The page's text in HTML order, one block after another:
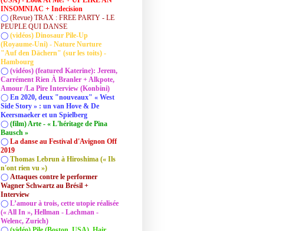
INSOMNIAC + Indecision
◯ (Revue) TRAX : FREE PARTY - LE
PEUPLE QUI DANSE
◯ (vidéos) Dinosaur Pile-Up
(Royaume-Uni) - Nature Nurture
"Auf den Dächern" (sur les toits) -
Hambourg
◯ (vidéos) (featured Katerine): Jerem,
Carrément Rien À Branler + Alkpote,
Amour /La Pire Interview (Konbini)
◯ En 2020, deux "nouveaux" « West
Side Story » : un van Hove & De
Keersmaeker et un Spielberg
◯ (film) Arte - « L'héritage de Pina
Bausch »
◯ La danse au Festival d'Avignon Off
2019
◯ Thomas Lebrun à Hiroshima (« Ils
n'ont rien vu »)
◯ Attaques contre le performer
Wagner Schwartz au Brésil +
Interview
◯ L’amour à trois, cette utopie réalisée
(« All In », Hellman - Lachman -
Welenc, Zurich)